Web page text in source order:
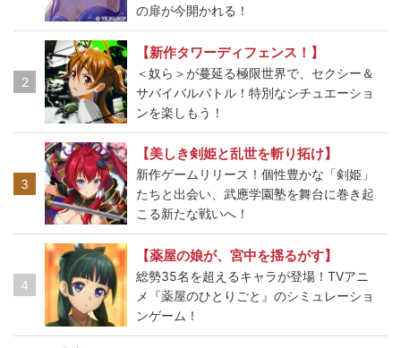
の扉が今開かれる！
2
【新作タワーディフェンス！】
＜奴ら＞が蔓延る極限世界で、セクシー＆
サバイバルバトル！特別なシチュエーショ
ンを楽しもう！
3
【美しき剣姫と乱世を斬り拓け】
新作ゲームリリース！個性豊かな「剣姫」
たちと出会い、武應学園塾を舞台に巻き起
こる新たな戦いへ！
4
【薬屋の娘が、宮中を揺るがす】
総勢35名を超えるキャラが登場！TVアニ
メ『薬屋のひとりごと』のシミュレーショ
ンゲーム！